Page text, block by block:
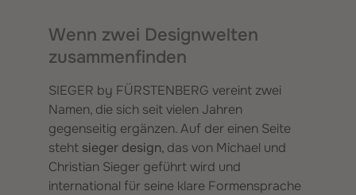
Wenn zwei Designwelten
zusammenfinden
SIEGER by FÜRSTENBERG vereint zwei
Namen, die sich seit vielen Jahren
gegenseitig ergänzen. Auf der einen Seite
steht sieger design, das von Michael und
Christian Sieger geführt wird und
international für seine klare Formensprache